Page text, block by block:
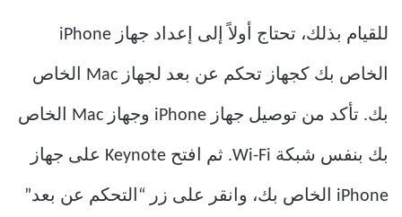
للقيام بذلك، تحتاج أولاً إلى إعداد جهاز iPhone
الخاص بك كجهاز تحكم عن بعد لجهاز Mac الخاص
بك. تأكد من توصيل جهاز iPhone وجهاز Mac الخاص
بك بنفس شبكة Wi-Fi. ثم افتح Keynote على جهاز
iPhone الخاص بك، وانقر على زر “التحكم عن بعد”